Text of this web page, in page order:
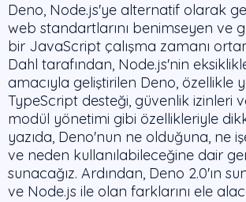
Deno, Node.js'ye alternatif olarak
web standartlarını benimseyen ve
bir JavaScript çalışma zamanı
Dahl tarafından, Node.js'nin
amacıyla geliştirilen Deno, özellikle
TypeScript desteği, güvenlik izinleri
modül yönetimi gibi özellikleriyle
yazıda, Deno'nun ne olduğuna, ne
ve neden kullanılabileceğine dair
sunacağız. Ardından, Deno 2.0'ın
ve Node.js ile olan farklarını ele